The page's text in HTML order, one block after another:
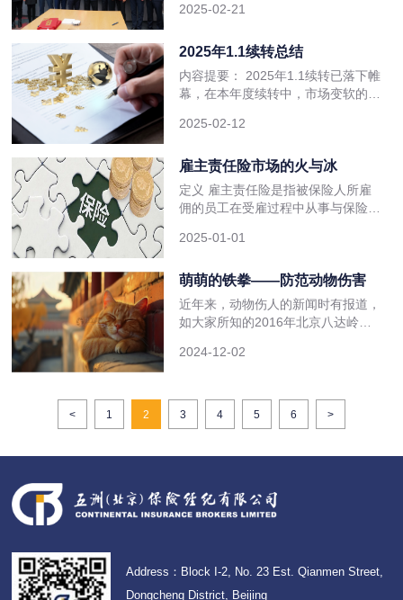
保，
简称五洲经纪）的战略合作协议签署
鉴签约 在安盛天平首席执行官左伟
豪、五洲经纪董事长戴询的共同见证
下，安盛天平首席商业险业务执行官
签署了
2025-02-21
2025年1.1续转总结
内容提要： 2025年1.1续转已落下帷
幕，在本年度续转中，市场变软的迹
是主要原因。 截至目前，全球已有
结。主要聚焦方面包括：周期见顶市
场整体变软、承保能力增加、财产险
续转费率下降、再保险巨灾损失占比
日续转的费率下
2025-02-12
雇主责任险市场的火与冰
定义 雇主责任险是指被保险人所雇
佣的员工在受雇过程中从事与保险单
而遭受意外或患与业务有关的国家规
亡，被保险人根据《中华人民共和国
劳动法》及劳动合同应承担的医药费
用及经济赔偿责任，包括应支出的诉
内负责赔偿的一
2025-01-01
萌萌的铁拳——防范动物伤害
近年来，动物伤人的新闻时有报道，
如大家所知的2016年北京八达岭老
黑熊伤人事件，再到去年媒体报道峨
感到无比痛心，每一起案例都在警醒
我们，对待动物，我们要充满爱心，
2024-12-02
< 1 2 3 4 5 6 >
Address：Block I-2, No. 23 Est. Qianmen Street,
Dongcheng District, Beijing